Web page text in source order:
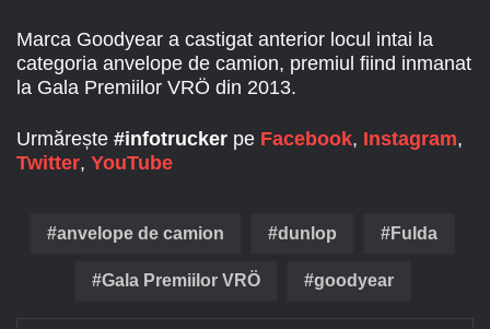
Marca Goodyear a castigat anterior locul intai la
categoria anvelope de camion, premiul fiind inmanat
la Gala Premiilor VRÖ din 2013.
Urmărește #infotrucker pe Facebook, Instagram,
Twitter, YouTube
anvelope de camion dunlop Fulda
Gala Premiilor VRÖ goodyear